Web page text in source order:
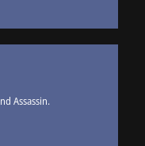
Assassin.